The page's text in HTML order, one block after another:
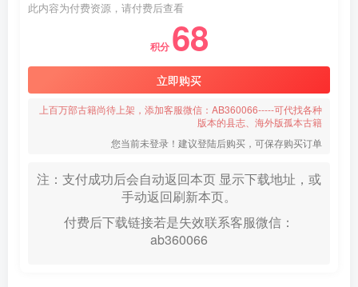
此内容为付费资源，请付费后查看
积分 68
立即购买
上百万部古籍尚待上架，添加客服微信：AB360066-----可代找各种
版本的县志、海外版孤本古籍
您当前未登录！建议登陆后购买，可保存购买订单
注：支付成功后会自动返回本页 显示下载地址，或
手动返回刷新本页。
付费后下载链接若是失效联系客服微信：
ab360066